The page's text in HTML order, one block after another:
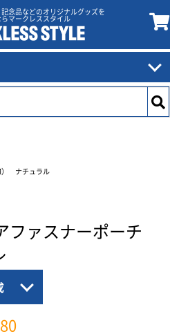
記念品などのオリジナルグッズを
らマークレススタイル
） ナチュラル
ファスナーポーチ